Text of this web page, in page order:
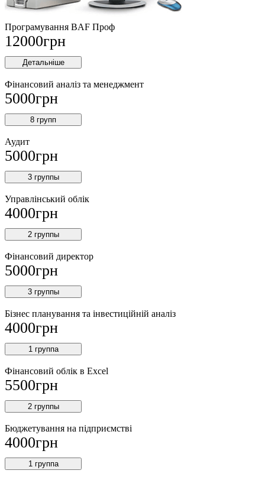
Програмування BAF Проф
12000грн
Детальніше
Фінансовий аналіз та менеджмент
5000грн
8 групп
Аудит
5000грн
3 группы
Управлінський облік
4000грн
2 группы
Фінансовий директор
5000грн
3 группы
Бізнес планування та інвестиційній аналіз
4000грн
1 группа
Фінансовий облiк в Excel
5500грн
2 группы
Бюджетування на підприємстві
4000грн
1 группа